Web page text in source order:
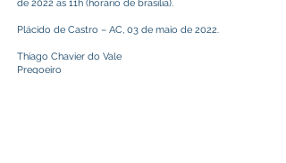
de 2022 às 11h (horário de brasília).
Plácido de Castro – AC, 03 de maio de 2022.
Thiago Chavier do Vale
Pregoeiro